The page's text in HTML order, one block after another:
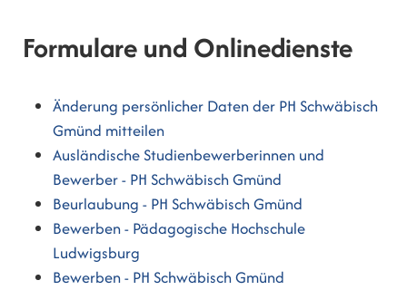
Formulare und Onlinedienste
Änderung persönlicher Daten der PH Schwäbisch
Gmünd mitteilen
Ausländische Studienbewerberinnen und
Bewerber - PH Schwäbisch Gmünd
Beurlaubung - PH Schwäbisch Gmünd
Bewerben - Pädagogische Hochschule
Ludwigsburg
Bewerben - PH Schwäbisch Gmünd